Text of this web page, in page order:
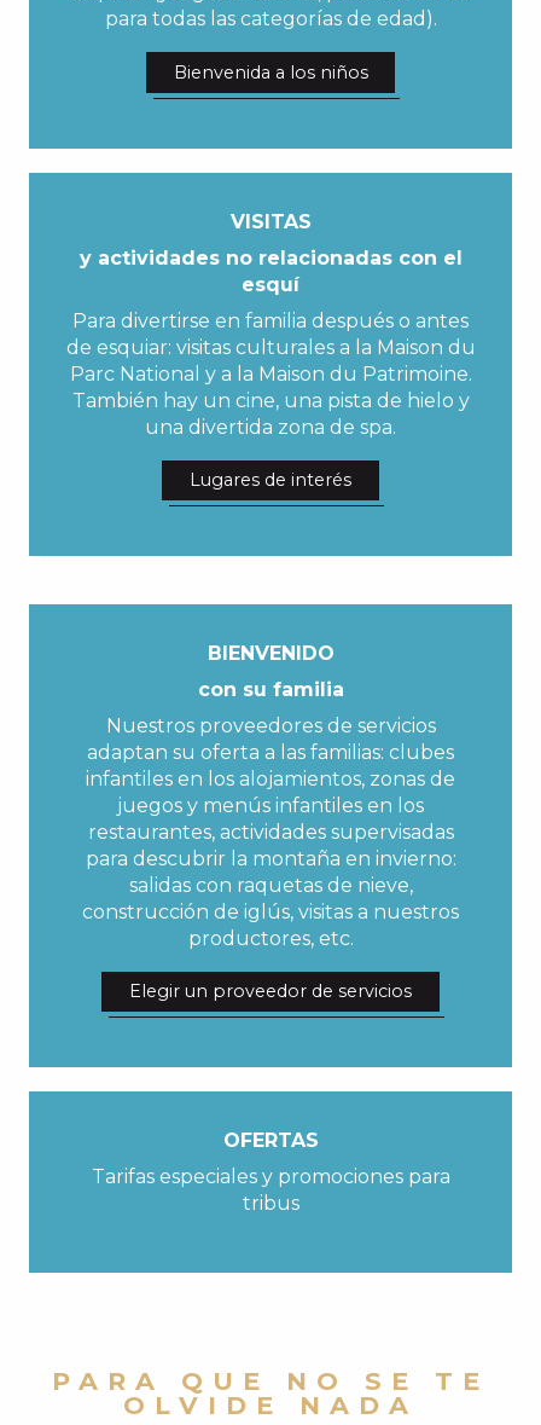
para todas las categorías de edad).
Bienvenida a los niños
VISITAS
y actividades no relacionadas con el
esquí
Para divertirse en familia después o antes
de esquiar: visitas culturales a la Maison du
Parc National y a la Maison du Patrimoine.
También hay un cine, una pista de hielo y
una divertida zona de spa.
Lugares de interés
BIENVENIDO
con su familia
Nuestros proveedores de servicios
adaptan su oferta a las familias: clubes
infantiles en los alojamientos, zonas de
juegos y menús infantiles en los
restaurantes, actividades supervisadas
para descubrir la montaña en invierno:
salidas con raquetas de nieve,
construcción de iglús, visitas a nuestros
productores, etc.
Elegir un proveedor de servicios
OFERTAS
Tarifas especiales y promociones para
tribus
PARA QUE NO SE TE
OLVIDE NADA